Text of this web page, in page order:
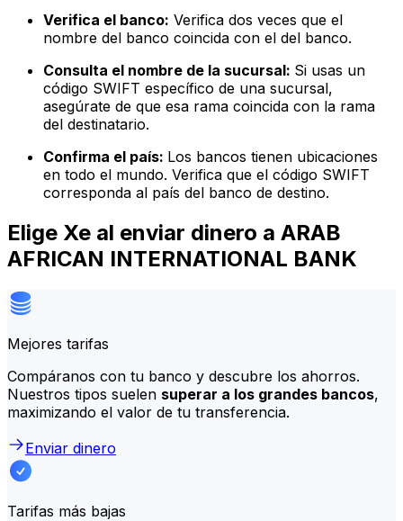
Verifica el banco: Verifica dos veces que el
nombre del banco coincida con el del banco.
Consulta el nombre de la sucursal: Si usas un
código SWIFT específico de una sucursal,
asegúrate de que esa rama coincida con la rama
del destinatario.
Confirma el país: Los bancos tienen ubicaciones
en todo el mundo. Verifica que el código SWIFT
corresponda al país del banco de destino.
Elige Xe al enviar dinero a ARAB
AFRICAN INTERNATIONAL BANK
Mejores tarifas
Compáranos con tu banco y descubre los ahorros.
Nuestros tipos suelen superar a los grandes bancos,
maximizando el valor de tu transferencia.
Enviar dinero
Tarifas más bajas